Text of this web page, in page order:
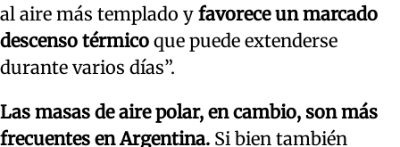
al aire más templado y favorece un marcado
descenso térmico que puede extenderse
durante varios días”.
Las masas de aire polar, en cambio, son más
frecuentes en Argentina. Si bien también